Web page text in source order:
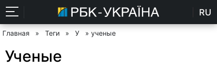
RU
Главная » Теги » У » ученые
Ученые